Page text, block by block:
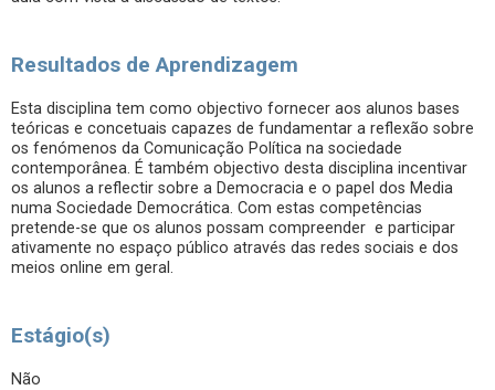
Resultados de Aprendizagem
Esta disciplina tem como objectivo fornecer aos alunos bases
teóricas e concetuais capazes de fundamentar a reflexão sobre
os fenómenos da Comunicação Política na sociedade
contemporânea. É também objectivo desta disciplina incentivar
os alunos a reflectir sobre a Democracia e o papel dos Media
numa Sociedade Democrática. Com estas competências
pretende-se que os alunos possam compreender e participar
ativamente no espaço público através das redes sociais e dos
meios online em geral.
Estágio(s)
Não